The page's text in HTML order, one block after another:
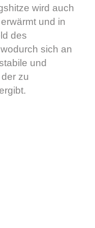
wird auch
und in
des
sich an
und
zu